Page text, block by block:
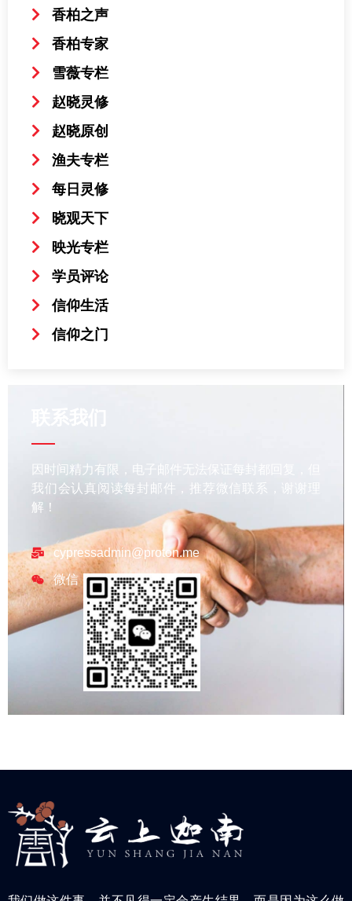
香柏之声
香柏专家
雪薇专栏
赵晓灵修
赵晓原创
渔夫专栏
每日灵修
晓观天下
映光专栏
学员评论
信仰生活
信仰之门
因时间精力有限，电子邮件无法保证每封都回复，但
我们会认真阅读每封邮件，推荐微信联系，谢谢理
解！
cypressadmin@proton.me
微信